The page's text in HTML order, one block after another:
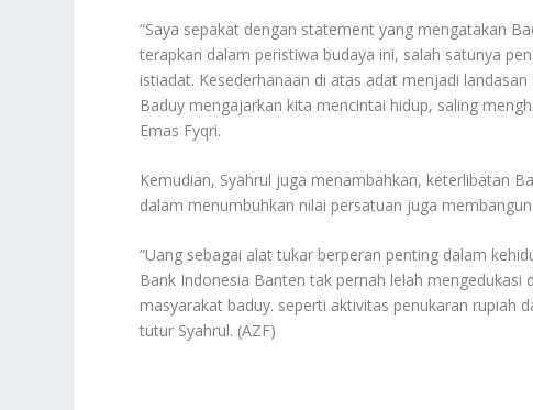
“Saya sepakat dengan statement yang mengatakan
terapkan dalam peristiwa budaya ini, salah satunya
istiadat. Kesederhanaan di atas adat menjadi
Baduy mengajarkan kita mencintai hidup, saling
Emas Fyqri.
Kemudian, Syahrul juga menambahkan, keterlibatan
dalam menumbuhkan nilai persatuan juga
“Uang sebagai alat tukar berperan penting dalam
Bank Indonesia Banten tak pernah lelah
masyarakat baduy. seperti aktivitas penukaran rupiah
tutur Syahrul. (AZF)